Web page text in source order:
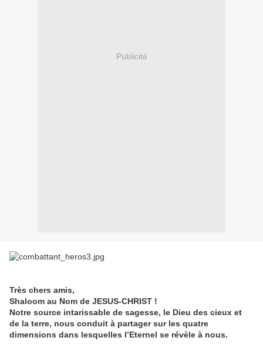
Publicité
Très chers amis,
Shaloom au Nom de JESUS-CHRIST !
Notre source intarissable de sagesse, le Dieu des cieux et
de la terre, nous conduit à partager sur les quatre
dimensions dans lesquelles l’Eternel se révèle à nous.